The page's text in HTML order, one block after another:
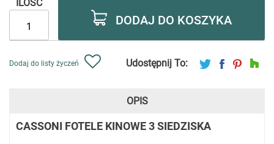
ILOŚĆ
DODAJ DO KOSZYKA
Dodaj do listy życzeń Udostępnij To:
OPIS
CASSONI FOTELE KINOWE 3 SIEDZISKA